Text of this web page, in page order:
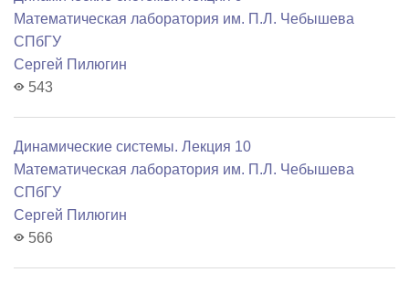
Математичеcкая лаборатория им. П.Л. Чебышева
СПбГУ
Сергей Пилюгин
543
Динамические системы. Лекция 10
Математичеcкая лаборатория им. П.Л. Чебышева
СПбГУ
Сергей Пилюгин
566